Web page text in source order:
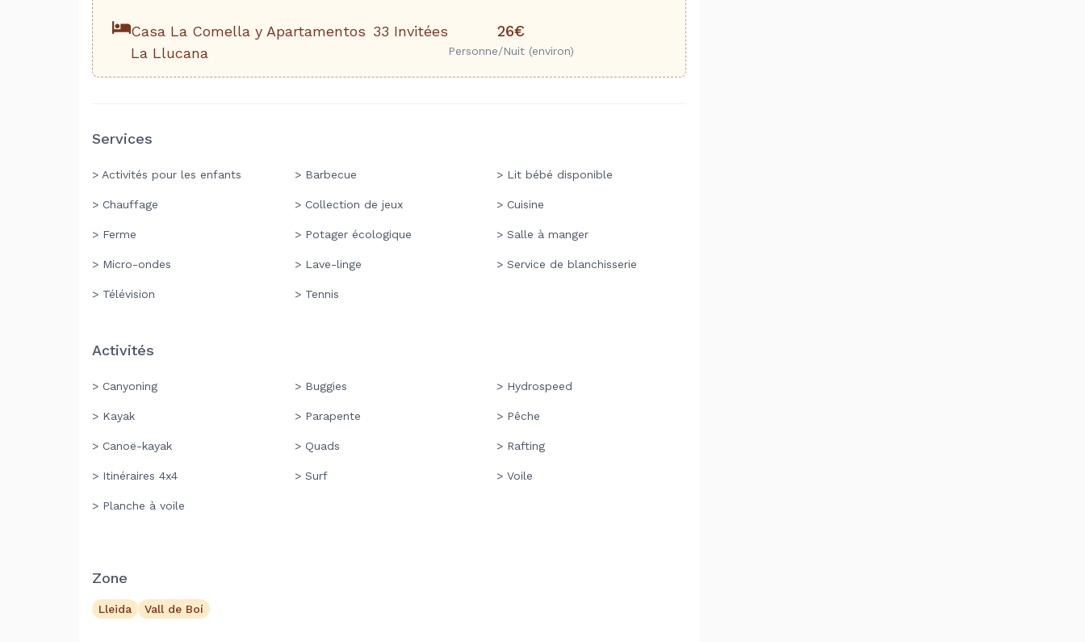
Casa La Comella y Apartamentos
La Llucana
33 Invitées 26€
Personne/Nuit (environ)
Services
> Activités pour les enfants > Barbecue > Lit bébé disponible
> Chauffage > Collection de jeux > Cuisine
> Ferme > Potager écologique > Salle à manger
> Micro-ondes > Lave-linge > Service de blanchisserie
> Télévision > Tennis
Activités
> Canyoning > Buggies > Hydrospeed
> Kayak > Parapente > Pêche
> Canoë-kayak > Quads > Rafting
> Itinéraires 4x4 > Surf > Voile
> Planche à voile
Zone
Lleida Vall de Boí